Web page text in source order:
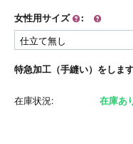
女性用サイズ :
特急加工（手縫い）をしま
在庫状況: 在庫あ